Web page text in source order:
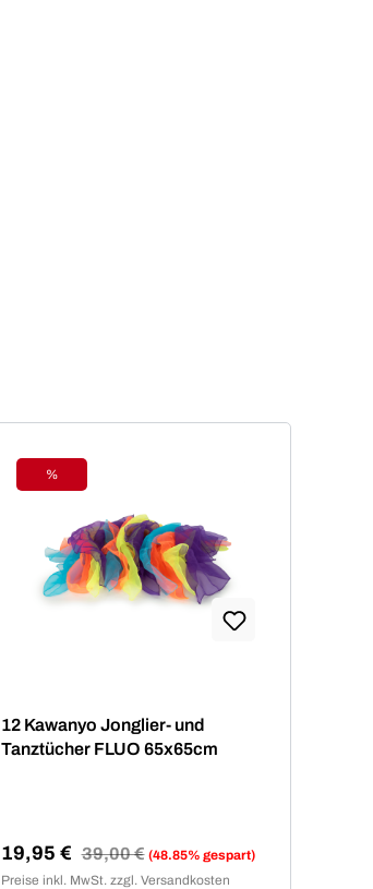
Rabatt
%
12 Kawanyo Jonglier- und
Tanztücher FLUO 65x65cm
Verkaufspreis:
19,95 € Regulärer Preis:
39,00 € (48.85% gespart)
Preise inkl. MwSt. zzgl. Versandkosten